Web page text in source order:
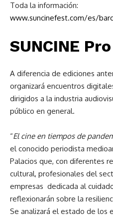
Toda la información:
www.suncinefest.com/es/
SUNCINE Pro
A diferencia de ediciones
organizará encuentros
dirigidos a la industria
público en general.
“El cine en tiempos de
el conocido periodista
Palacios que, con diferentes
cultural, profesionales del
empresas dedicada al
reflexionarán sobre la
Se analizará el estado de los